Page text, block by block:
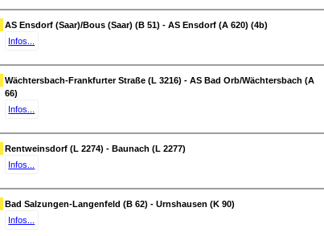
AS Ensdorf (Saar)/Bous (Saar) (B 51) - AS Ensdorf (A 620) (4b)
Infos...
Wächtersbach-Frankfurter Straße (L 3216) - AS Bad Orb/Wächtersbach (A
66)
Infos...
Rentweinsdorf (L 2274) - Baunach (L 2277)
Infos...
Bad Salzungen-Langenfeld (B 62) - Urnshausen (K 90)
Infos...